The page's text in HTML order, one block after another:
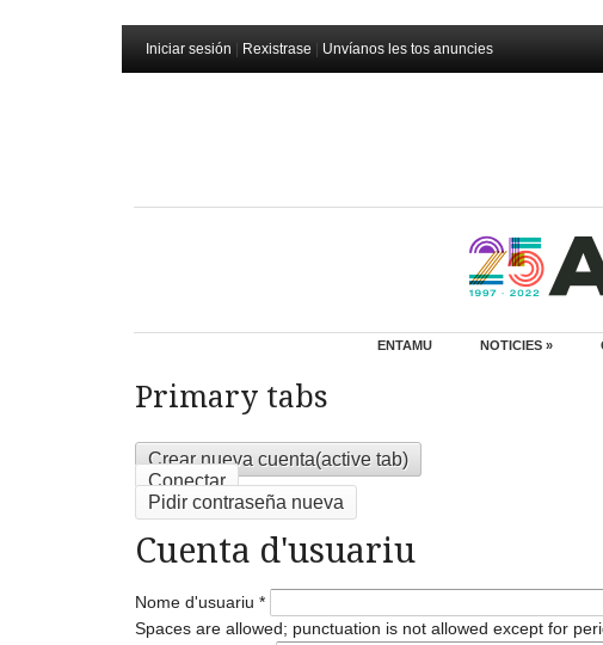
Iniciar sesión Rexistrase Unvíanos les tos anuncies
ENTAMU NOTICIES »
Primary tabs
Crear nueva cuenta(active tab)
Conectar
Pidir contraseña nueva
Cuenta d'usuariu
Nome d'usuariu *
Spaces are allowed; punctuation is not allowed except for